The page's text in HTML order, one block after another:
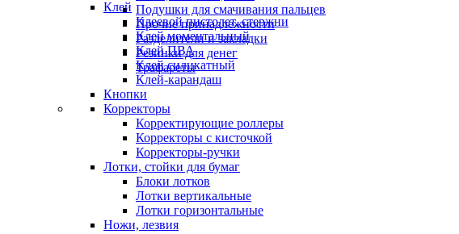
Подушки для смачивания пальцев
Прочие принадлежности
Разделители и закладки
Резинки для денег
Трафареты
Клей
Клеевой пистолет, стержни
Клей моментальный
Клей ПВА
Клей силикатный
Клей-карандаш
Кнопки
Корректоры
Корректирующие роллеры
Корректоры с кисточкой
Корректоры-ручки
Лотки, стойки для бумаг
Блоки лотков
Лотки вертикальные
Лотки горизонтальные
Ножи, лезвия